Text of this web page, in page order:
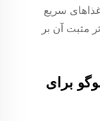
سریع
مثبت آن بر
برای